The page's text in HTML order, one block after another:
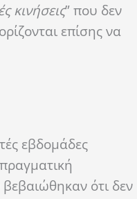
κινήσεις” που δεν
επίσης να
εβδομάδες
ότι δεν